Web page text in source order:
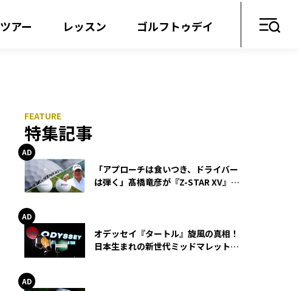
ツアー レッスン ゴルフトゥデイ
特集記事
「アプローチは食いつき、ドライバー
は弾く」髙橋竜彦が『Z-STAR XV』を
オデッセイ『タートル』旋風の真相！
日本生まれの新世代ミッドマレットが